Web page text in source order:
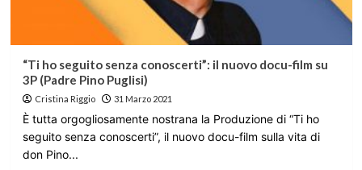
“Ti ho seguito senza conoscerti”: il nuovo docu-film su
3P (Padre Pino Puglisi)
Cristina Riggio 31 Marzo 2021
È tutta orgogliosamente nostrana la Produzione di “Ti ho
seguito senza conoscerti”, il nuovo docu-film sulla vita di
don Pino...